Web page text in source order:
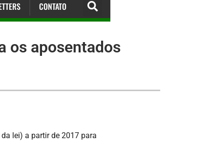
CONTATO
os aposentados
lei) a partir de 2017 para